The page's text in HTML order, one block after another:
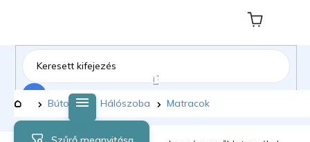
tartalomhoz
Kosár
Kezdőlap
Bútorok Hálószoba Matracok
T